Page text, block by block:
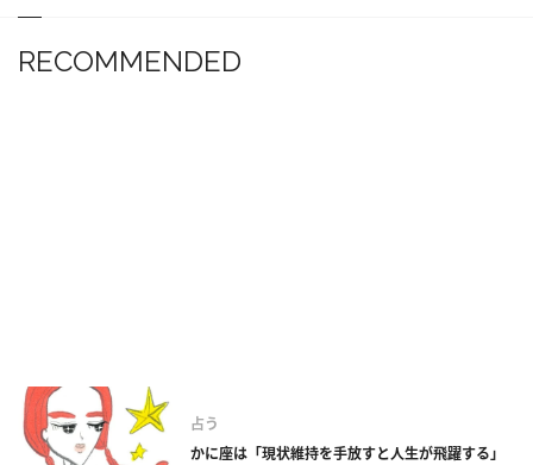
RECOMMENDED
占う
かに座は「現状維持を手放すと人生が飛躍する」